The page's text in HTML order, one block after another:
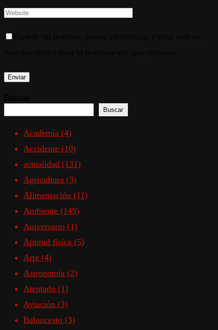
Buscar
Academia (4)
Accidente (10)
actualidad (131)
Agricultura (3)
Alimentación (11)
Ambiente (149)
Aniversario (1)
Aptitud física (5)
Arte (4)
Astronomía (2)
Atentado (1)
Aviación (3)
Baloncesto (3)